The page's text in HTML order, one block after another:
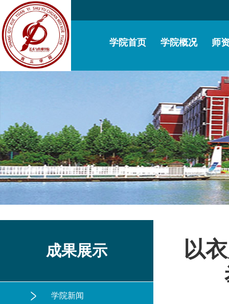
学院首页 学院概况 师
成果展示
学院新闻
以